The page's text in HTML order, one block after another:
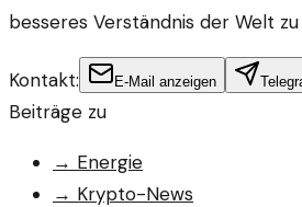
besseres Verständnis der Welt
Kontakt: E-Mail anzeigen
Beiträge zu
→ Energie
→ Krypto-News